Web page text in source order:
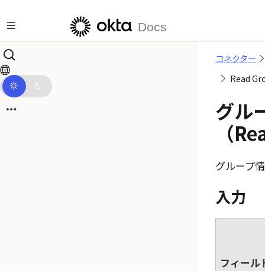
Docs
コネクター
Read
グル
（
グループ
入力
フィール